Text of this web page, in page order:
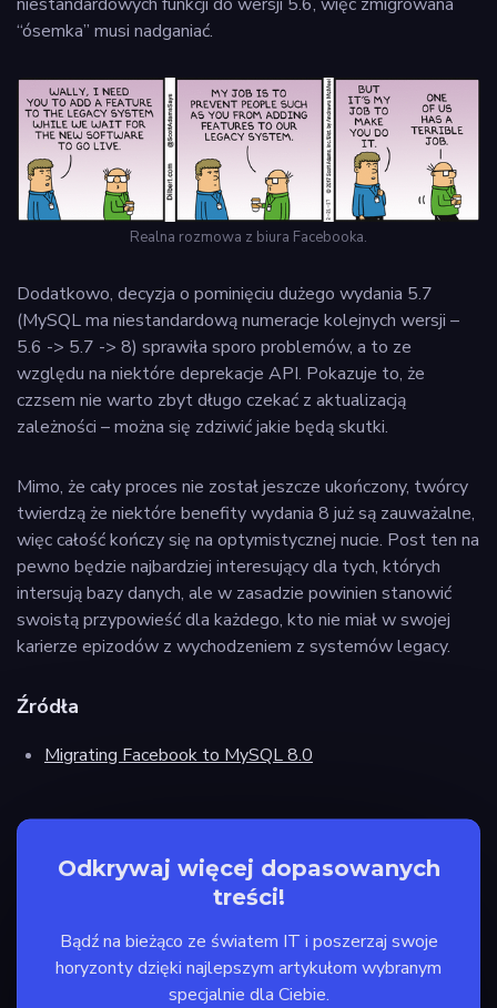
“ósemka” musi nadganiać.
Realna rozmowa z biura Facebooka.
Dodatkowo, decyzja o pominięciu dużego wydania 5.7
(MySQL ma niestandardową numeracje kolejnych wersji –
5.6 -> 5.7 -> 8) sprawiła sporo problemów, a to ze
względu na niektóre deprekacje API. Pokazuje to, że
czzsem nie warto zbyt długo czekać z aktualizacją
zależności – można się zdziwić jakie będą skutki.
Mimo, że cały proces nie został jeszcze ukończony, twórcy
twierdzą że niektóre benefity wydania 8 już są zauważalne,
więc całość kończy się na optymistycznej nucie. Post ten na
pewno będzie najbardziej interesujący dla tych, których
intersują bazy danych, ale w zasadzie powinien stanowić
swoistą przypowieść dla każdego, kto nie miał w swojej
karierze epizodów z wychodzeniem z systemów legacy.
Źródła
Migrating Facebook to MySQL 8.0
Odkrywaj więcej dopasowanych
treści!
Bądź na bieżąco ze światem IT i poszerzaj swoje
horyzonty dzięki najlepszym artykułom wybranym
specjalnie dla Ciebie.